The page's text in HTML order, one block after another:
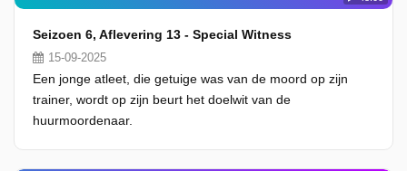
Seizoen 6, Aflevering 13 - Special Witness
15-09-2025
Een jonge atleet, die getuige was van de moord op zijn
trainer, wordt op zijn beurt het doelwit van de
huurmoordenaar.